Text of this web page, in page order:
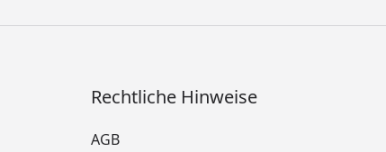
Rechtliche Hinweise
AGB